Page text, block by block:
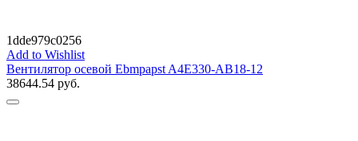
1dde979c0256
Add to Wishlist
Вентилятор осевой Ebmpapst A4E330-AB18-12
38644.54 руб.